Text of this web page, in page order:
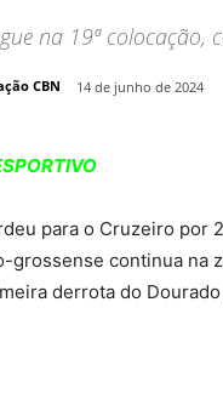
na 19ª
CBN 14 de junho de 2024
para o Cruzeiro por
grossense continua na
derrota do Dourado